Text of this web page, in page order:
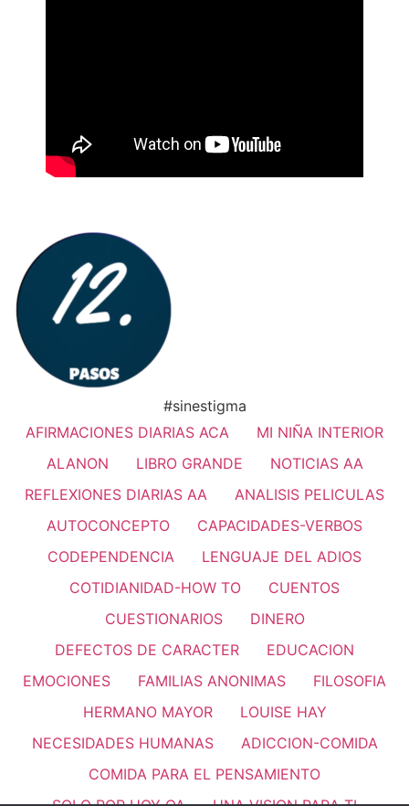
#sinestigma
AFIRMACIONES DIARIAS ACA
MI NIÑA INTERIOR
ALANON
LIBRO GRANDE
NOTICIAS AA
REFLEXIONES DIARIAS AA
ANALISIS PELICULAS
AUTOCONCEPTO
CAPACIDADES-VERBOS
CODEPENDENCIA
LENGUAJE DEL ADIOS
COTIDIANIDAD-HOW TO
CUENTOS
CUESTIONARIOS
DINERO
DEFECTOS DE CARACTER
EDUCACION
EMOCIONES
FAMILIAS ANONIMAS
FILOSOFIA
HERMANO MAYOR
LOUISE HAY
NECESIDADES HUMANAS
ADICCION-COMIDA
COMIDA PARA EL PENSAMIENTO